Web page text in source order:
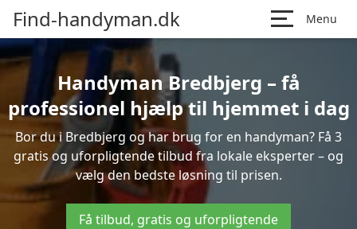
Find-handyman.dk Menu
Handyman Bredbjerg – få
professionel hjælp til hjemmet i dag
Bor du i Bredbjerg og har brug for en handyman? Få 3
gratis og uforpligtende tilbud fra lokale eksperter – og
vælg den bedste løsning til prisen.
Få tilbud, gratis og uforpligtende